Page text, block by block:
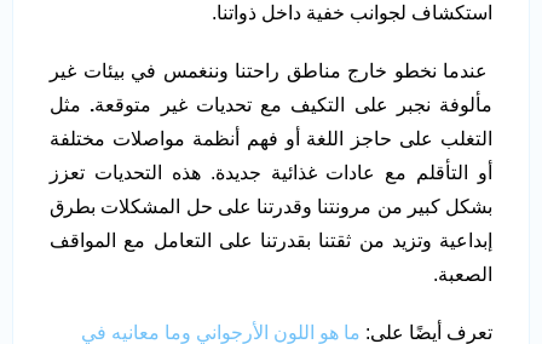
استكشاف لجوانب خفية داخل ذواتنا.
عندما نخطو خارج مناطق راحتنا وننغمس في بيئات غير
مألوفة نجبر على التكيف مع تحديات غير متوقعة. مثل
التغلب على حاجز اللغة أو فهم أنظمة مواصلات مختلفة
أو التأقلم مع عادات غذائية جديدة. هذه التحديات تعزز
بشكل كبير من مرونتنا وقدرتنا على حل المشكلات بطرق
إبداعية وتزيد من ثقتنا بقدرتنا على التعامل مع المواقف
الصعبة.
تعرف أيضًا على: ما هو اللون الأرجواني وما معانيه في